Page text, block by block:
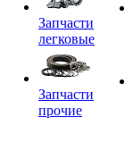
Запчасти
легковые
Запчасти
прочие